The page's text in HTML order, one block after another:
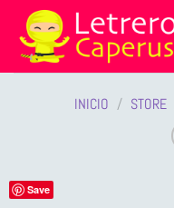
Saltar
contenido
INICIO / STORE
Save